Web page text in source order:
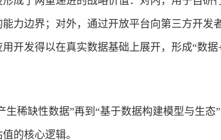
力边界；对外，通过开放平台向第三方开发
开发得以在真实数据基础上展开，形成“数据
生稀缺性数据”再到“基于数据构建模型与生态
的核心逻辑。